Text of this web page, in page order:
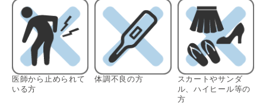
医師から止められて
いる方
体調不良の方
スカートやサンダ
ル、ハイヒール等の
方